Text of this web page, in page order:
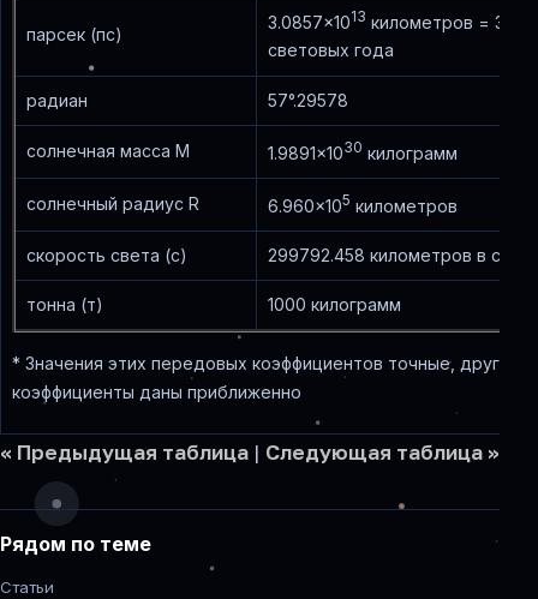
парсек (пс)
3.0857x1013 километров =
световых года
радиан 57°.29578
солнечная масса М 1.9891x1030 килограмм
солнечный радиус R 6.960x105 километров
скорость света (c) 299792.458 километров в
тонна (т) 1000 килограмм
* Значения этих передовых коэффициентов точные, другие
коэффициенты даны приближенно
<< Предыдущая таблица | Cледующая таблица >>
Рядом по теме
Статьи